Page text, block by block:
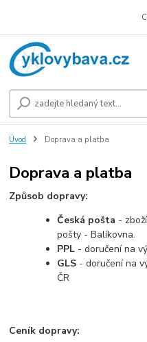
Úvod Doprava a platba
Doprava a platba
Způsob dopravy:
Česká pošta -
pošty - Balíkovna.
PPL - doručení na
GLS - doručení na
ČR
Ceník dopravy: